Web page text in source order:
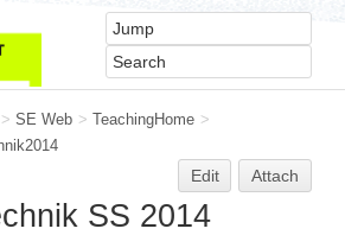
> SE Web > TeachingHome >
Edit Attach
SS 2014